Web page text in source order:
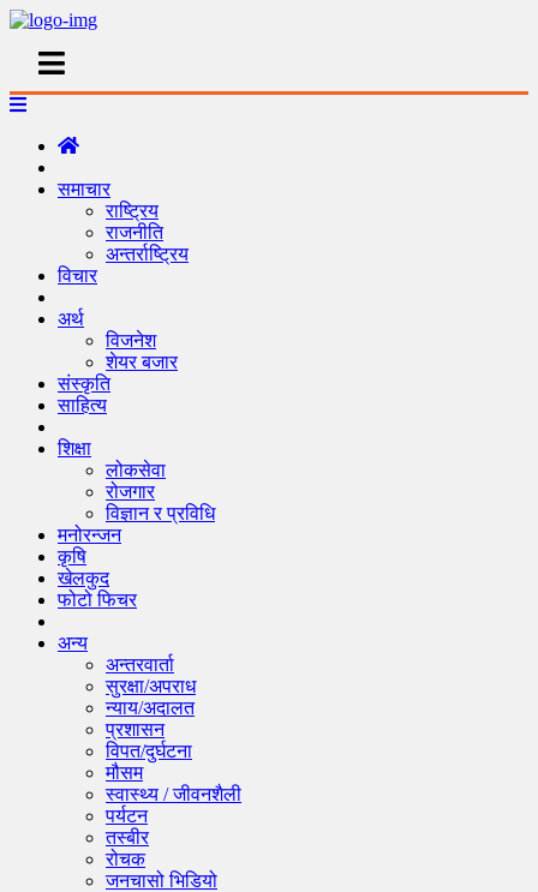
समाचार
राष्ट्रिय
राजनीति
अन्तर्राष्ट्रिय
विचार
अर्थ
विजनेश
शेयर बजार
संस्कृति
साहित्य
शिक्षा
लोकसेवा
रोजगार
विज्ञान र प्रविधि
मनोरन्जन
कृषि
खेलकुद
फोटो फिचर
अन्य
अन्तरवार्ता
सुरक्षा/अपराध
न्याय/अदालत
प्रशासन
विपत/दुर्घटना
मौसम
स्वास्थ्य / जीवनशैली
पर्यटन
तस्बीर
रोचक
जनचासो भिडियो